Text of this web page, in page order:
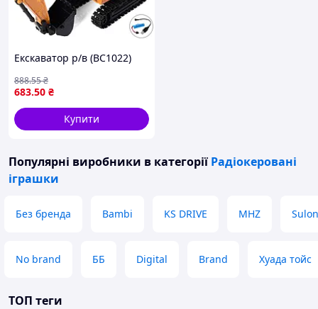
Екскаватор р/в (BC1022)
683.50 ₴
888.55₴
Купити
Популярні виробники в категорії Радіокеровані
іграшки
Без бренда Bambi KS DRIVE MHZ
No brand ББ Digital Brand Хуада тойс
ТОП теги